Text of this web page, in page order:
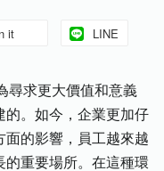
it LINE
尋求更大價值和意義
的。如今，企業更加仔
的影響，員工越來越
的重要場所。在這種環